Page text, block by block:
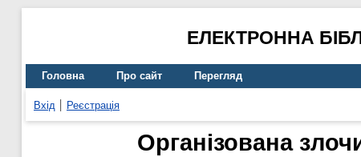
ЕЛЕКТРОННА
Головна Про сайт Перегляд
Вхід Реєстрація
Організована